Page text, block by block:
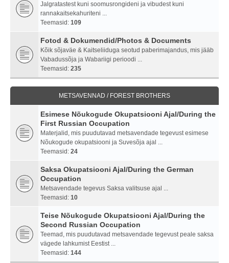
Jalgratastest kuni soomusrongideni ja vibudest kuni
rannakaitsekahuriteni ...
Teemasid: 109
Fotod & Dokumendid/Photos & Documents
Kõik sõjaväe & Kaitseliiduga seotud paberimajandus, mis jääb
Vabadussõja ja Wabariigi perioodi ...
Teemasid: 235
METSAVENNAD / FOREST BROTHERS
Esimese Nõukogude Okupatsiooni Ajal/During the
First Russian Occupation
Materjalid, mis puudutavad metsavendade tegevust esimese
Nõukogude okupatsiooni ja Suvesõja ajal ...
Teemasid: 24
Saksa Okupatsiooni Ajal/During the German
Occupation
Metsavendade tegevus Saksa valitsuse ajal ...
Teemasid: 10
Teise Nõukogude Okupatsiooni Ajal/During the
Second Russian Occupation
Teemad, mis puudutavad metsavendade tegevust peale saksa
vägede lahkumist Eestist ...
Teemasid: 144